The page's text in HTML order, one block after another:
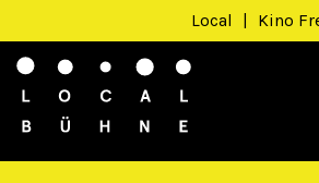
Local | Kino